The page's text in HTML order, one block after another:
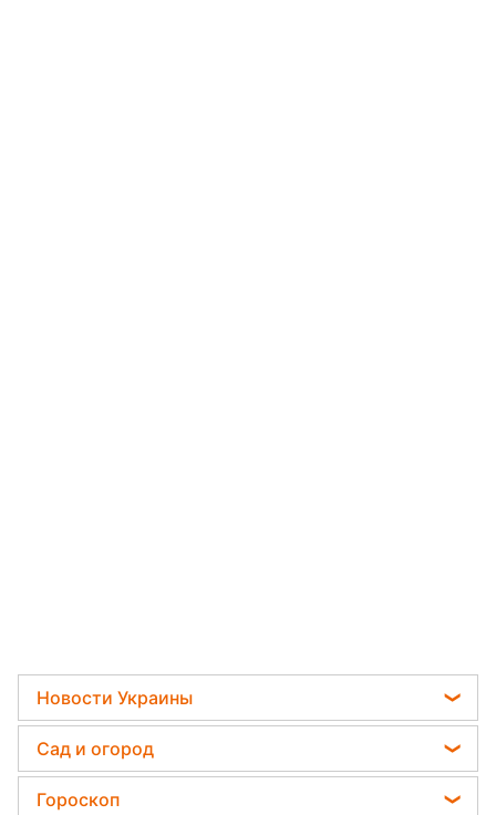
Новости Украины
Телеграм новости Украины
Пенсии в Украине
Сад и огород
Садовод назвал самое эффективное средство
Гороскоп